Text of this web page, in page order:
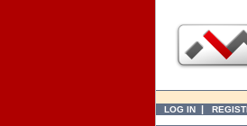
LOG IN |